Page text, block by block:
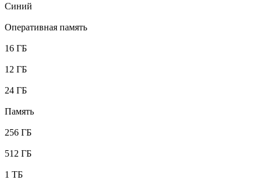
Синий
Оперативная память
16 ГБ
12 ГБ
24 ГБ
Память
256 ГБ
512 ГБ
1 ТБ